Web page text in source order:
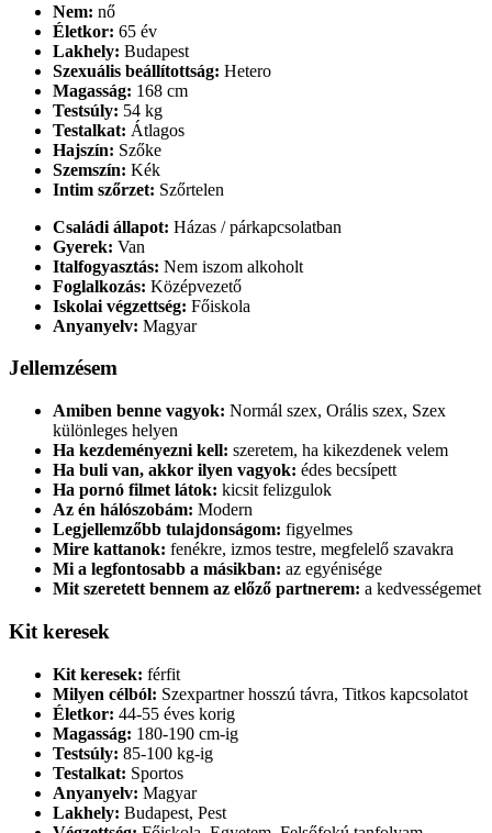
Nem: nő
Életkor: 65 év
Lakhely: Budapest
Szexuális beállítottság: Hetero
Magasság: 168 cm
Testsúly: 54 kg
Testalkat: Átlagos
Hajszín: Szőke
Szemszín: Kék
Intim szőrzet: Szőrtelen
Családi állapot: Házas / párkapcsolatban
Gyerek: Van
Italfogyasztás: Nem iszom alkoholt
Foglalkozás: Középvezető
Iskolai végzettség: Főiskola
Anyanyelv: Magyar
Jellemzésem
Amiben benne vagyok: Normál szex, Orális szex, Szex
különleges helyen
Ha kezdeményezni kell: szeretem, ha kikezdenek velem
Ha buli van, akkor ilyen vagyok: édes becsípett
Ha pornó filmet látok: kicsit felizgulok
Az én hálószobám: Modern
Legjellemzőbb tulajdonságom: figyelmes
Mire kattanok: fenékre, izmos testre, megfelelő szavakra
Mi a legfontosabb a másikban: az egyénisége
Mit szeretett bennem az előző partnerem: a kedvességemet
Kit keresek
Kit keresek: férfit
Milyen célból: Szexpartner hosszú távra, Titkos kapcsolatot
Életkor: 44-55 éves korig
Magasság: 180-190 cm-ig
Testsúly: 85-100 kg-ig
Testalkat: Sportos
Anyanyelv: Magyar
Lakhely: Budapest, Pest